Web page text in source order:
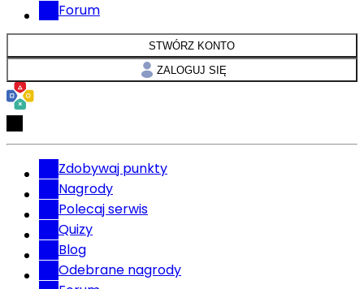
Forum
STWÓRZ KONTO
ZALOGUJ SIĘ
Zdobywaj punkty
Nagrody
Polecaj serwis
Quizy
Blog
Odebrane nagrody